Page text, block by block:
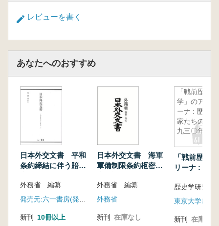
レビューを書く
あなたへのおすすめ
日本外交文書 平和
条約締結に伴う賠償
外務省 編纂
発売元:六一書房(発行元:白峰社)
新刊 10冊以上
日本外交文書 海軍
軍備制限条約枢密院
外務省 編纂
外務省
新刊 在庫なし
「戦前歴史
学」のアリ
ーナ : 歴史
家たちの一
九三〇年代
「戦前歴史
リーナ : 歴
歴史学研究会
東京大学出版
新刊 在庫なし